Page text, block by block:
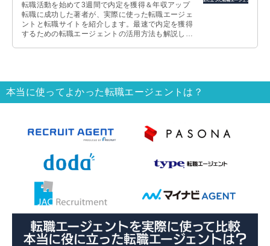
転職活動を始めて3週間で内定を獲得＆年収アップ
転職に成功した著者が、実際に使った転職エージェ
ントと転職サイトを紹介します。最速で内定を獲得
するための転職エージェントの活用方法も解説しま
本当に使ってよかった転職エージェントは？